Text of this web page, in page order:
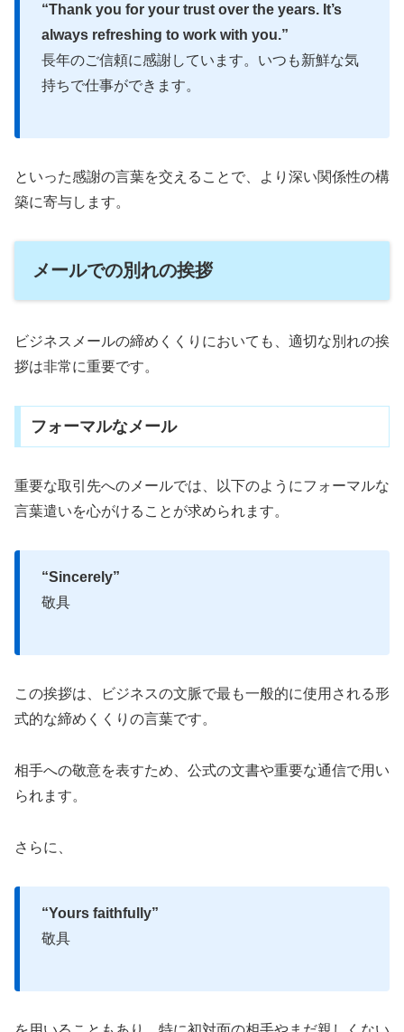
“Thank you for your trust over the years. It’s
always refreshing to work with you.”
長年のご信頼に感謝しています。いつも新鮮な気
持ちで仕事ができます。
といった感謝の言葉を交えることで、より深い関係性の構
築に寄与します。
メールでの別れの挨拶
ビジネスメールの締めくくりにおいても、適切な別れの挨
拶は非常に重要です。
フォーマルなメール
重要な取引先へのメールでは、以下のようにフォーマルな
言葉遣いを心がけることが求められます。
“Sincerely”
敬具
この挨拶は、ビジネスの文脈で最も一般的に使用される形
式的な締めくくりの言葉です。
相手への敬意を表すため、公式の文書や重要な通信で用い
られます。
さらに、
“Yours faithfully”
敬具